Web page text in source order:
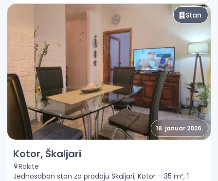
Stan
18. januar 2026.
Prodaja - Stan Kotor, Škaljari
Kotor, Škaljari
Rakite
Jednosoban stan za prodaju Škaljari, Kotor – 35 m², 1